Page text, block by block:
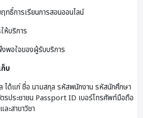
ธิ์การเรียนการสอนออนไลน์
บริการ
อใจของผู้รับบริการ
บ
ด้แก่ ชื่อ นามสกุล รหัสพนักงาน รหัสนักศึกษา
รประชาชน Passport ID เบอร์โทรศัพท์มือถือ
ะสาขาวิชา